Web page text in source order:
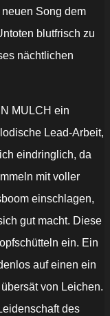
Song dem
blutfrisch zu
nächtlichen
MULCH ein
Lead-Arbeit,
eindringlich, da
mit voller
einschlagen,
gut macht. Diese
ein. Ein
auf einen ein
von Leichen.
des